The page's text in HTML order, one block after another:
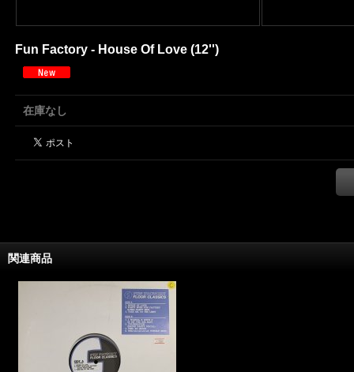
Fun Factory - House Of Love (12'')
在庫なし
関連商品